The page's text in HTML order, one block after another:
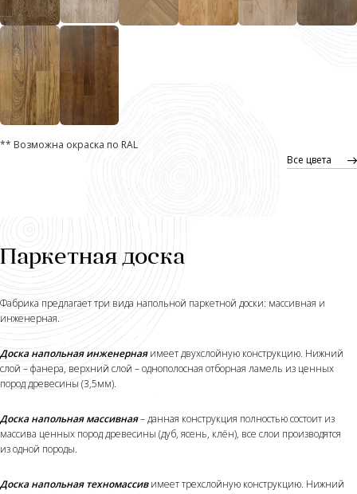
** Возможна окраска по RAL
Все цвета
Паркетная доска
Фабрика предлагает три вида напольной паркетной доски: массивная и
инженерная.
Доска напольная инженернаяимеет двухслойную конструкцию. Нижний
слой – фанера, верхний слой – однополосная отборная ламель из ценных
пород древесины (3,5мм).
Доска напольная массивная– данная конструкция полностью состоит из
массива ценных пород древесины (дуб, ясень, клён), все слои производятся
из одной породы.
Доска напольная техномассивимеет трехслойную конструкцию. Нижний